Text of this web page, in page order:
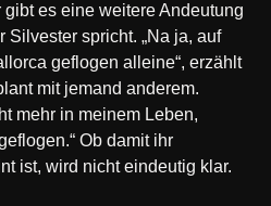
es eine weitere Andeutung
Silvester spricht. „Na ja, auf
geflogen alleine“, erzählt
mit jemand anderem.
mehr in meinem Leben,
Ob damit ihr
ist, wird nicht eindeutig klar.